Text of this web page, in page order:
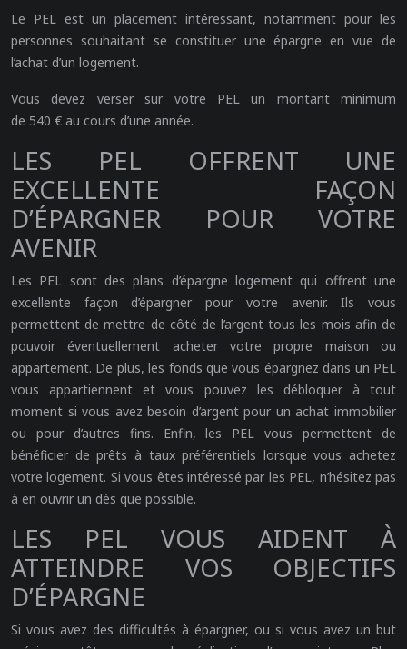
Le PEL est un placement intéressant, notamment pour les
personnes souhaitant se constituer une épargne en vue de
l’achat d’un logement.
Vous devez verser sur votre PEL un montant minimum
de 540 € au cours d’une année.
LES PEL OFFRENT UNE
EXCELLENTE FAÇON
D’ÉPARGNER POUR VOTRE
AVENIR
Les PEL sont des plans d’épargne logement qui offrent une
excellente façon d’épargner pour votre avenir. Ils vous
permettent de mettre de côté de l’argent tous les mois afin de
pouvoir éventuellement acheter votre propre maison ou
appartement. De plus, les fonds que vous épargnez dans un PEL
vous appartiennent et vous pouvez les débloquer à tout
moment si vous avez besoin d’argent pour un achat immobilier
ou pour d’autres fins. Enfin, les PEL vous permettent de
bénéficier de prêts à taux préférentiels lorsque vous achetez
votre logement. Si vous êtes intéressé par les PEL, n’hésitez pas
à en ouvrir un dès que possible.
LES PEL VOUS AIDENT À
ATTEINDRE VOS OBJECTIFS
D’ÉPARGNE
Si vous avez des difficultés à épargner, ou si vous avez un but